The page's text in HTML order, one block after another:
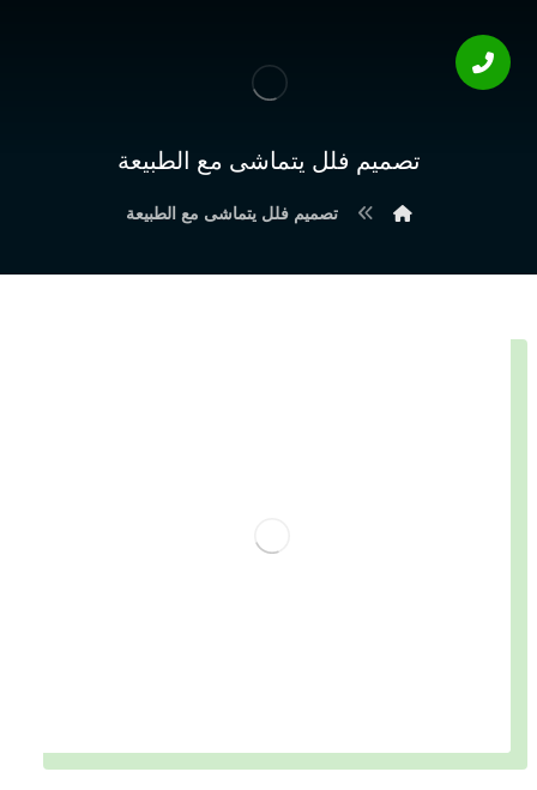
تصميم فلل يتماشى مع الطبيعة
تصميم فلل يتماشى مع الطبيعة